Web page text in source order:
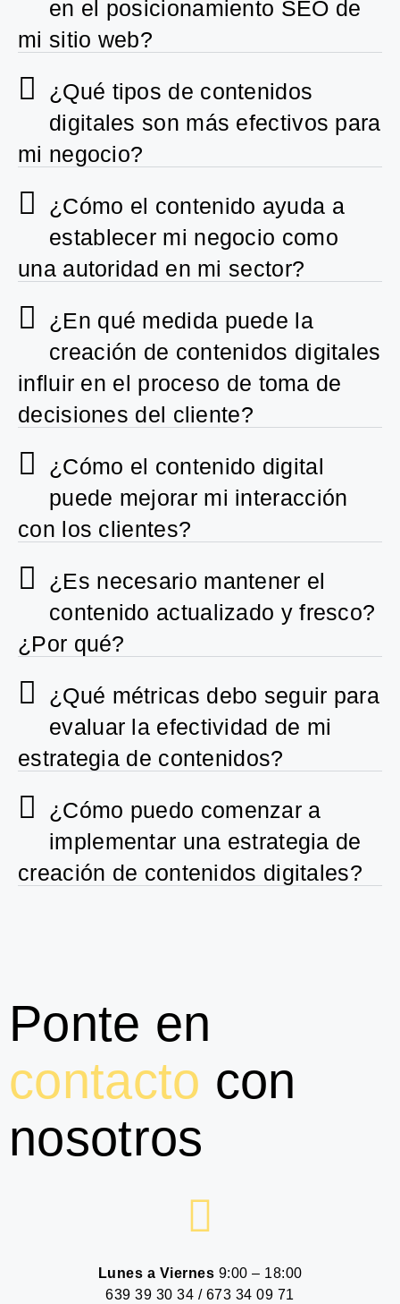
en el posicionamiento SEO de
mi sitio web?
¿Qué tipos de contenidos
digitales son más efectivos para
mi negocio?
¿Cómo el contenido ayuda a
establecer mi negocio como
una autoridad en mi sector?
¿En qué medida puede la
creación de contenidos digitales
influir en el proceso de toma de
decisiones del cliente?
¿Cómo el contenido digital
puede mejorar mi interacción
con los clientes?
¿Es necesario mantener el
contenido actualizado y fresco?
¿Por qué?
¿Qué métricas debo seguir para
evaluar la efectividad de mi
estrategia de contenidos?
¿Cómo puedo comenzar a
implementar una estrategia de
creación de contenidos digitales?
Ponte en
contacto con
nosotros
Lunes a Viernes 9:00 – 18:00
639 39 30 34 / 673 34 09 71